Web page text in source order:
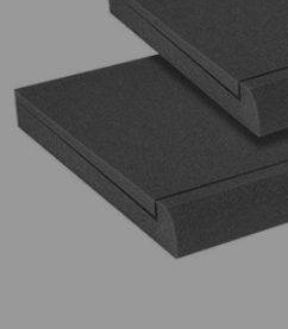
medios 0 en modal